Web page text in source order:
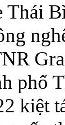
Thái
phố
kiệt